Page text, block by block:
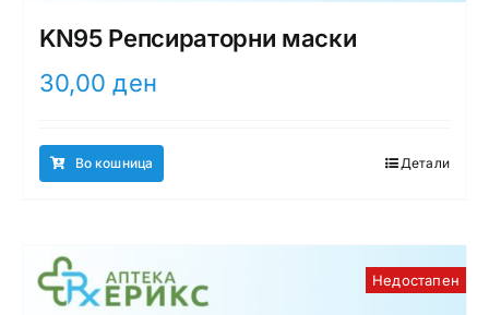
KN95 Репсираторни маски
30,00ден
Во кошница Детали
Недостапен